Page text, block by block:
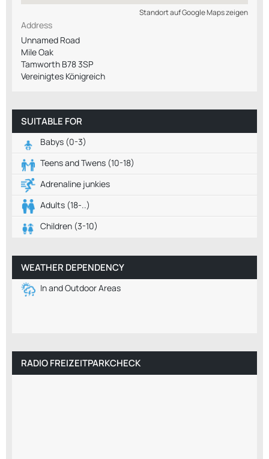
Standort auf Google Maps zeigen
Address
Unnamed Road
Mile Oak
Tamworth B78 3SP
Vereinigtes Königreich
SUITABLE FOR
Babys (0-3)
Teens and Twens (10-18)
Adrenaline junkies
Adults (18-..)
Children (3-10)
WEATHER DEPENDENCY
In and Outdoor Areas
RADIO FREIZEITPARKCHECK